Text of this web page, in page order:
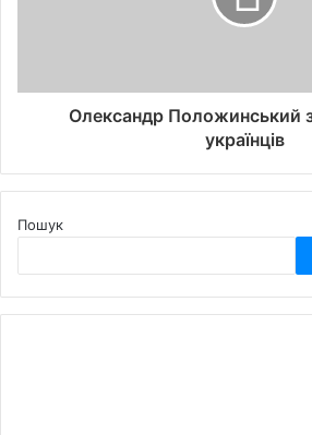
Олександр Положинський
українців
Пошук